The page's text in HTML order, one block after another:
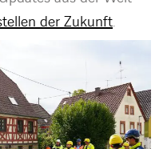
der Zukunft.